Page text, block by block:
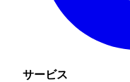
サービス